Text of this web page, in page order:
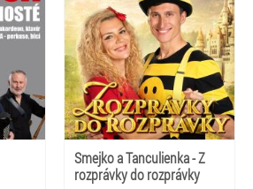
Smejko a Tanculienka - Z
rozprávky do rozprávky